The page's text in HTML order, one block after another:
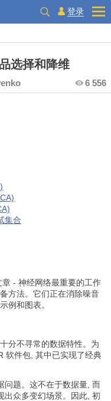
登录
选择和降维
6 556
集合
- 神经网络最重要的工作
方法。它们正在消除噪音
例和图表。
分不寻常的数据特性。为
软件包, 其中已实现了经典
问题。这不在于数据量, 而
出众多变幻场景。因此, 初